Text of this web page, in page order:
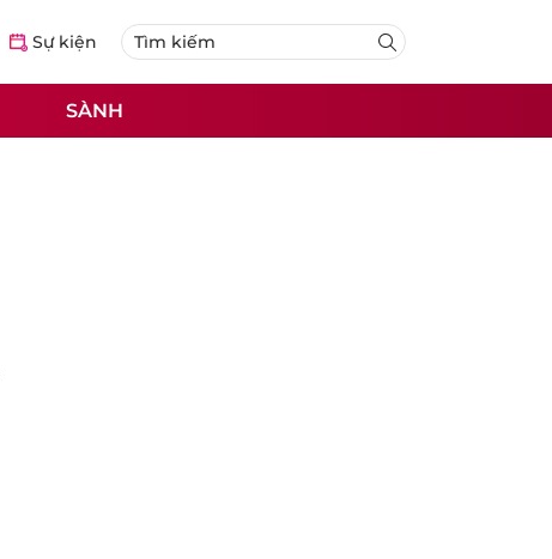
Sự kiện
SÀNH